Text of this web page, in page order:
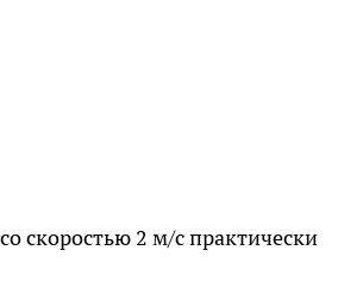
скоростью 2 м/с практически